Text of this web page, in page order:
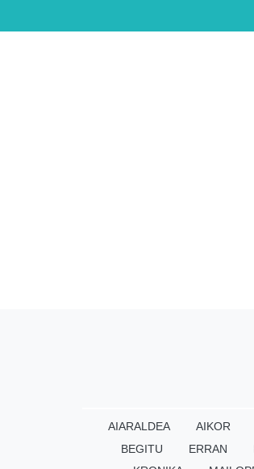
AIARALDEA AIKOR
BEGITU
ERRAN